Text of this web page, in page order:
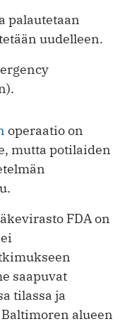
palautetaan
uudelleen.
operaatio on
mutta potilaiden
FDA on
saapuvat
tilassa ja
alueen